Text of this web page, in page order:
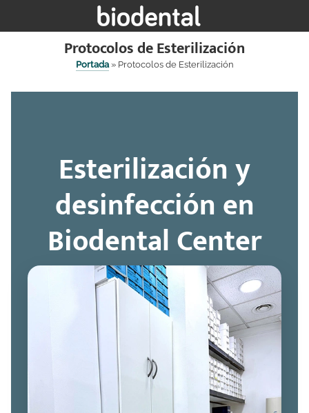
Protocolos de Esterilización
Portada» Protocolos de Esterilización
Esterilización y
desinfección en
Biodental Center